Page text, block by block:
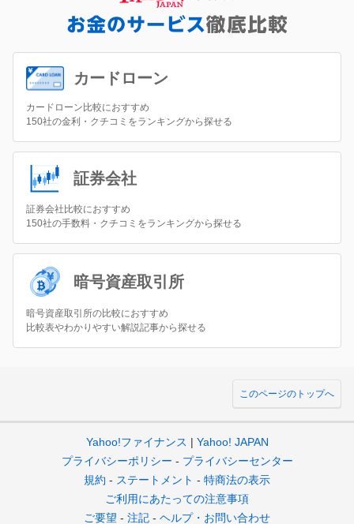
カードローン
カードローン比較におすすめ
150社の金利・クチコミをランキングから探せる
証券会社
証券会社比較におすすめ
150社の手数料・クチコミをランキングから探せる
暗号資産取引所
暗号資産取引所の比較におすすめ
比較表やわかりやすい解説記事から探せる
このページのトップへ
Yahoo!ファイナンス
Yahoo! JAPAN
プライバシーポリシー
プライバシーセンター
規約
ステートメント
特商法の表示
ご利用にあたっての注意事項
ご要望
注記 ヘルプ・お問い合わせ